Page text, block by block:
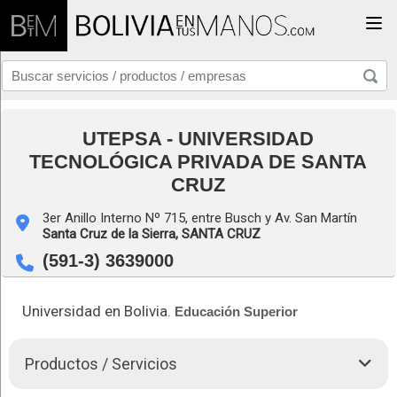
UTEPSA - UNIVERSIDAD
TECNOLÓGICA PRIVADA DE SANTA
CRUZ
3er Anillo Interno Nº 715, entre Busch y Av. San Martín
Santa Cruz de la Sierra,SANTA CRUZ
(591-3) 3639000
Universidad en Bolivia. Educación Superior
Productos / Servicios